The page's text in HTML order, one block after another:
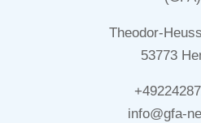
Theodor-
53773
info@gfa-